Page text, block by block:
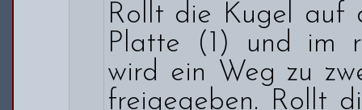
Rollt die Kugel auf
Platte (1) und im
wird ein Weg zu
freigegeben. Rollt